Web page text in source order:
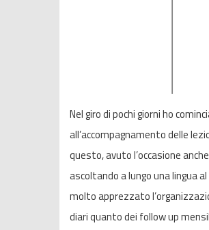
Nel giro di pochi giorni ho
all’accompagnamento delle
questo, avuto l’occasione
ascoltando a lungo una lingua
molto apprezzato
diari quanto dei follow up